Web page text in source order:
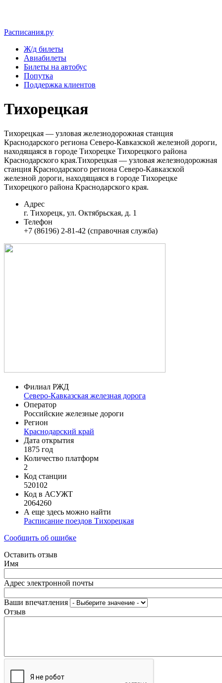
Расписания.ру
Ж/д билеты
Авиабилеты
Билеты на автобус
Попутка
Поддержка клиентов
Тихорецкая
Тихорецкая — узловая железнодорожная станция
Краснодарского региона Северо-Кавказской железной дороги,
находящаяся в городе Тихорецке Тихорецкого района
Краснодарского края.Тихорецкая — узловая железнодорожная
станция Краснодарского региона Северо-Кавказской
железной дороги, находящаяся в городе Тихорецке
Тихорецкого района Краснодарского края.
Адрес
г. Тихорецк, ул. Октябрьская, д. 1
Телефон
+7 (86196) 2-81-42 (справочная служба)
Филиал РЖД
Северо-Кавказская железная дорога
Оператор
Российские железные дороги
Регион
Краснодарский край
Дата открытия
1875 год
Количество платформ
2
Код станции
520102
Код в АСУЖТ
2064260
А еще здесь можно найти
Расписание поездов Тихорецкая
Сообщить об ошибке
Оставить отзыв
Имя
Адрес электронной почты
Ваши впечатления
Отзыв